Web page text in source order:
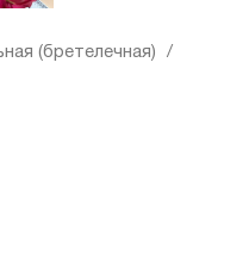
(бретелечная)